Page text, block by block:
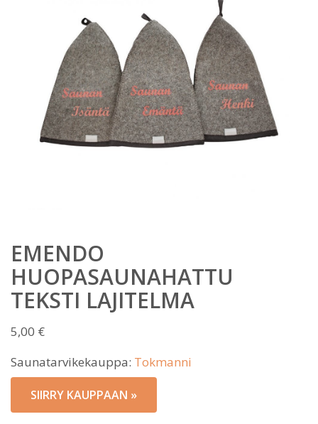
EMENDO
HUOPASAUNAHATTU
TEKSTI LAJITELMA
5,00 €
Saunatarvikekauppa: Tokmanni
SIIRRY KAUPPAAN »